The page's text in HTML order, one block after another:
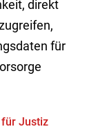
direkt
für
für Justiz